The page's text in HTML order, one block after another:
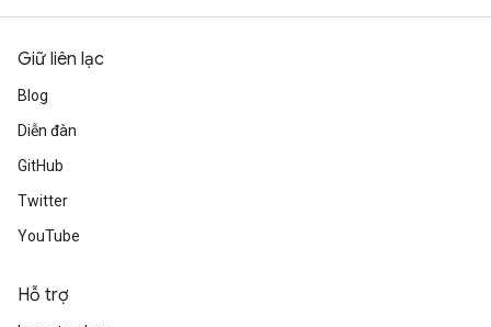
Giữ liên lạc
Blog
Diễn đàn
GitHub
Twitter
YouTube
Hỗ trợ